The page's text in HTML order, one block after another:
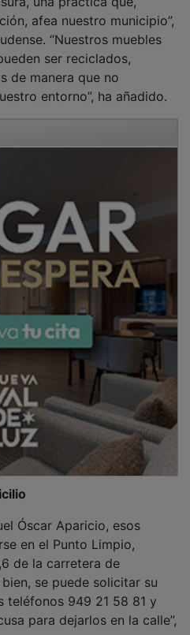
afea nuestro municipio”,
“Nuestros muebles
ser reciclados,
de manera que no
entorno”, ha añadido.
Óscar Aparicio, esos
en el Punto Limpio,
de la carretera de
se puede solicitar su
teléfonos 949 21 58 81 y
para dejarlos en la calle”,